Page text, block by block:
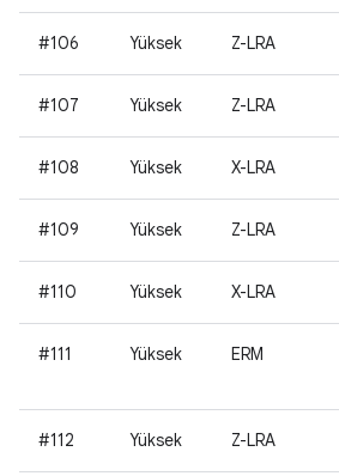
#106 Yüksek Z-LRA
#107 Yüksek Z-LRA
#108 Yüksek X-LRA
#109 Yüksek Z-LRA
#110 Yüksek X-LRA
#111 Yüksek ERM
#112 Yüksek Z-LRA